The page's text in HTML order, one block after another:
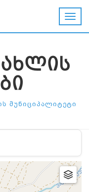
ᲛᲣᲜᲘᲪᲘᲞᲐᲚᲘᲢᲔᲢᲘ